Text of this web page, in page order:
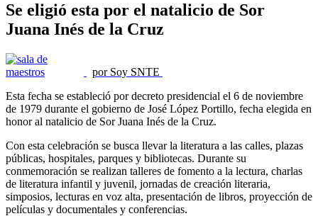
Se eligió esta por el natalicio de Sor
Juana Inés de la Cruz
por Soy SNTE
Esta fecha se estableció por decreto presidencial el 6 de noviembre
de 1979 durante el gobierno de José López Portillo, fecha elegida en
honor al natalicio de Sor Juana Inés de la Cruz.
Con esta celebración se busca llevar la literatura a las calles, plazas
públicas, hospitales, parques y bibliotecas. Durante su
conmemoración se realizan talleres de fomento a la lectura, charlas
de literatura infantil y juvenil, jornadas de creación literaria,
simposios, lecturas en voz alta, presentación de libros, proyección de
películas y documentales y conferencias.